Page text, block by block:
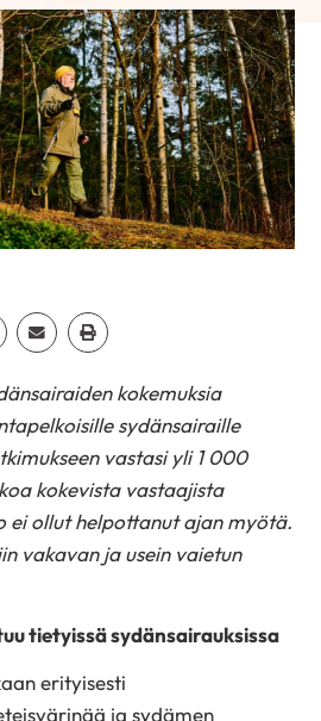
Jaa EmailJaa Print
kokemuksia
sydänsairaille
vastasi yli 1 000
kokevista vastaajista
ei ollut helpottanut ajan myötä.
vakavan ja usein vaietun
tietyissä sydänsairauksissa
erityisesti
ja sydämen